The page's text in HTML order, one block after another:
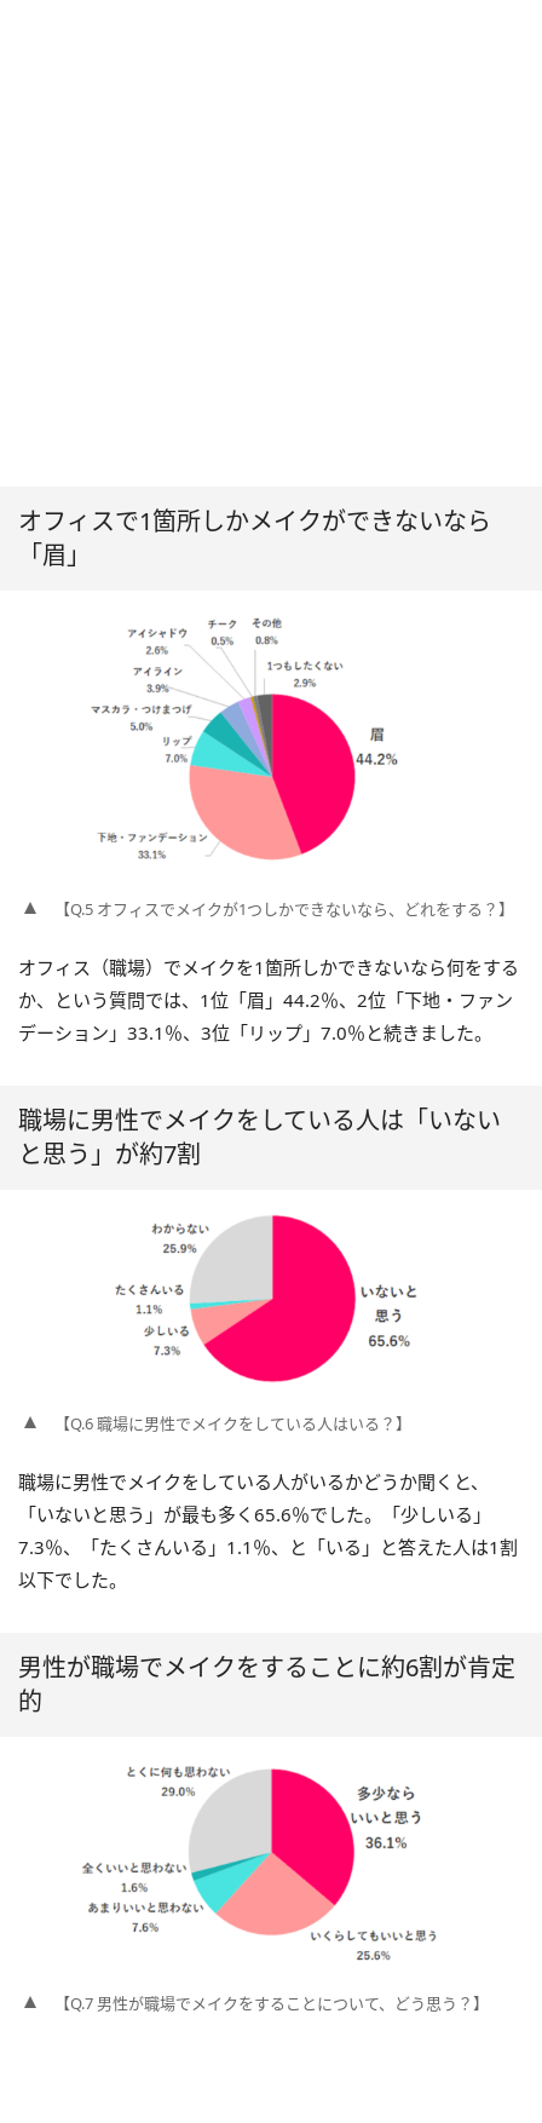
オフィスで1箇所しかメイクができないなら
「眉」
【Q.5 オフィスでメイクが1つしかできないなら、どれをする？】
オフィス（職場）でメイクを1箇所しかできないなら何をする
か、という質問では、1位「眉」44.2％、2位「下地・ファン
デーション」33.1％、3位「リップ」7.0％と続きました。
職場に男性でメイクをしている人は「いない
と思う」が約7割
【Q.6 職場に男性でメイクをしている人はいる？】
職場に男性でメイクをしている人がいるかどうか聞くと、
「いないと思う」が最も多く65.6％でした。「少しいる」
7.3％、「たくさんいる」1.1％、と「いる」と答えた人は1割
以下でした。
男性が職場でメイクをすることに約6割が肯定
的
【Q.7 男性が職場でメイクをすることについて、どう思う？】